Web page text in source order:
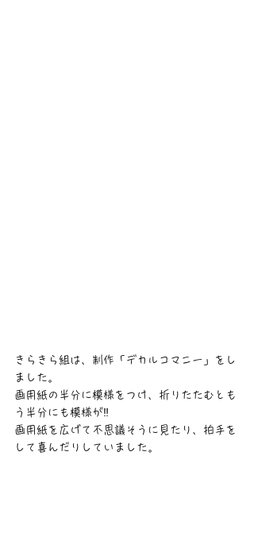
きらきら組は、制作「デカルコマニー」をし
ました。
画用紙の半分に模様をつけ、折りたたむとも
う半分にも模様が‼
画用紙を広げて不思議そうに見たり、拍手を
して喜んだりしていました。